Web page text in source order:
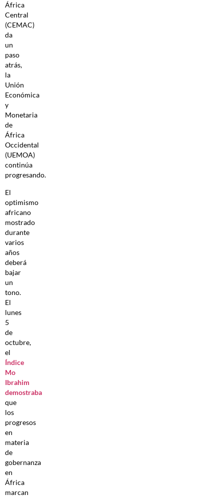
África
Central
(CEMAC)
da
un
paso
atrás,
la
Unión
Económica
y
Monetaria
de
África
Occidental
(UEMOA)
continúa
progresando.
El
optimismo
africano
mostrado
durante
varios
años
deberá
bajar
un
tono.
El
lunes
5
de
octubre,
el
Índice
Mo
Ibrahim
demostraba
que
los
progresos
en
materia
de
gobernanza
en
África
marcan